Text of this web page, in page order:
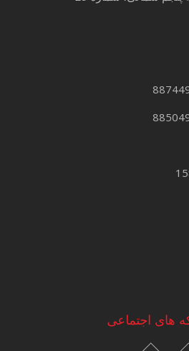
های اجتماعی